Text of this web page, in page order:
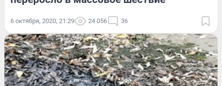
6 октября, 2020, 21:29 24 056 36